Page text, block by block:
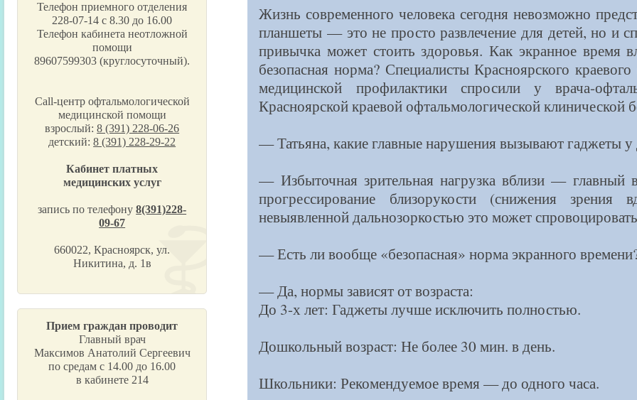
Телефон приемного отделения
228-07-14 с 8.30 до 16.00
Телефон кабинета неотложной
помощи
89607599303 (круглосуточный).
Call-центр офтальмологической
медицинской помощи
взрослый:8 (391) 228-06-26
детский:8 (391) 228-29-22
Кабинет платных
медицинских услуг
запись по телефону8(391)228-
09-67
660022, Красноярск, ул.
Никитина, д. 1в
Прием граждан проводит
Главный врач
Максимов Анатолий Сергеевич
по средам с 14.00 до 16.00
в кабинете 214
Жизнь современного человека сегодня невозможно
планшеты — это не просто развлечение для детей, но и
привычка может стоить здоровья. Как экранное время
безопасная норма? Специалисты Красноярского
медицинской профилактики спросили у врача-
Красноярской краевой офтальмологической
— Татьяна, какие главные нарушения вызывают гаджеты у
— Избыточная зрительная нагрузка вблизи — главный
прогрессирование близорукости (снижения
невыявленной дальнозоркостью это может
— Есть ли вообще «безопасная» норма экранного
— Да, нормы зависят от возраста:
До 3-х лет: Гаджеты лучше исключить полностью.
Дошкольный возраст: Не более 30 мин. в день.
Школьники: Рекомендуемое время — до одного часа.